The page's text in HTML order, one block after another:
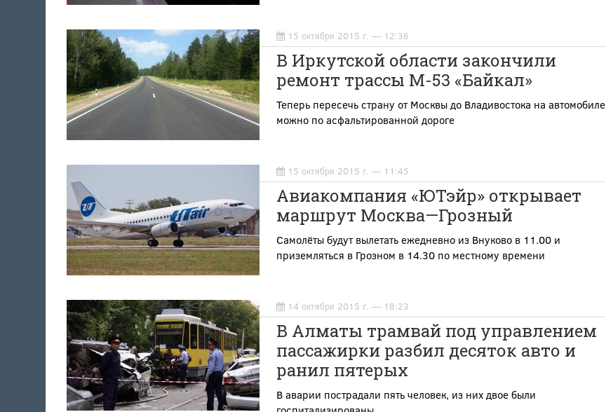
15 октября 2015 г. — 12:36
В Иркутской области закончили
ремонт трассы М-53 «Байкал»
Теперь пересечь страну от Москвы до Владивостока на автомобиле
можно по асфальтированной дороге
15 октября 2015 г. — 11:45
Авиакомпания «ЮТэйр» открывает
маршрут Москва—Грозный
Самолёты будут вылетать ежедневно из Внуково в 11.00 и
приземляться в Грозном в 14.30 по местному времени
14 октября 2015 г. — 18:23
В Алматы трамвай под управлением
пассажирки разбил десяток авто и
ранил пятерых
В аварии пострадали пять человек, из них двое были